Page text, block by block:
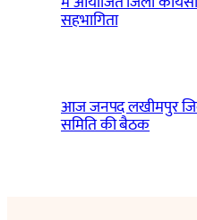
सहभागिता
आज जनपद लखीमपुर
समिति की बैठक